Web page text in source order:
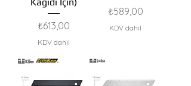
Fiyat
₺613,00
KDV dahil
Fiyat
₺589,00
KDV dahil